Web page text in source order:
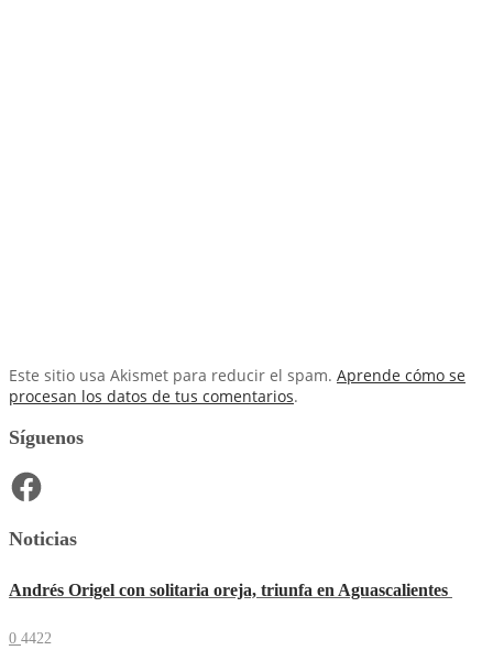
Este sitio usa Akismet para reducir el spam. Aprende cómo se
procesan los datos de tus comentarios.
Síguenos
Facebook
Noticias
Andrés Origel con solitaria oreja, triunfa en Aguascalientes
0 4422